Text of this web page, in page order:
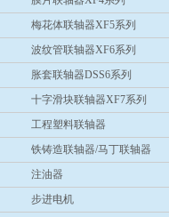
梅花体联轴器XF5系列
波纹管联轴器XF6系列
胀套联轴器DSS6系列
十字滑块联轴器XF7系列
工程塑料联轴器
铁铸造联轴器/马丁联轴器
注油器
步进电机